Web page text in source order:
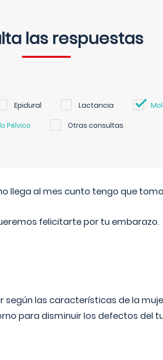
las respuestas
Epidural Lactancia
Pélvico Otras consultas
llega al mes cunto tengo que
felicitarte por tu embarazo.
según las características de la
para disminuir los defectos del